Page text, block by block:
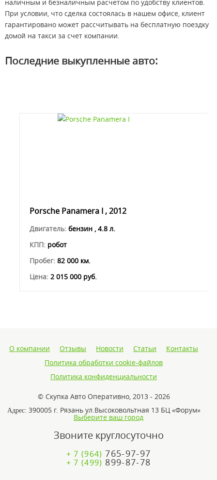
наличным и безналичным расчетом по удобству клиентов.
При условии, что сделка состоялась в нашем офисе, клиент
гарантировано может рассчитывать на бесплатную поездку
домой на такси за счет компании.
Последние выкупленные авто:
Porsche Panamera I , 2012
Двигатель: бензин , 4.8 л.
КПП: робот
Пробег: 82 000 км.
Цена: 2 015 000 руб.
О компании Отзывы Новости Статьи
Контакты
Политика обработки cookie-файлов
Политика конфиденциальности
© Скупка Авто Оперативно, 2013 - 2026
Адрес: 390005 г. Рязань ул.Высоковольтная 13 БЦ «Форум»
Выберите ваш город
Звоните круглосуточно
+ 7 (964)765-97-97
+ 7 (499) 899-87-78